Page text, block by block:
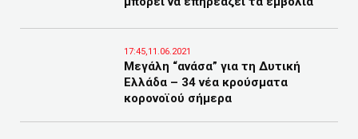
17:45,11.06.2021
Μεγάλη “ανάσα” για τη Δυτική
Ελλάδα – 34 νέα κρούσματα
κορονοϊού σήμερα